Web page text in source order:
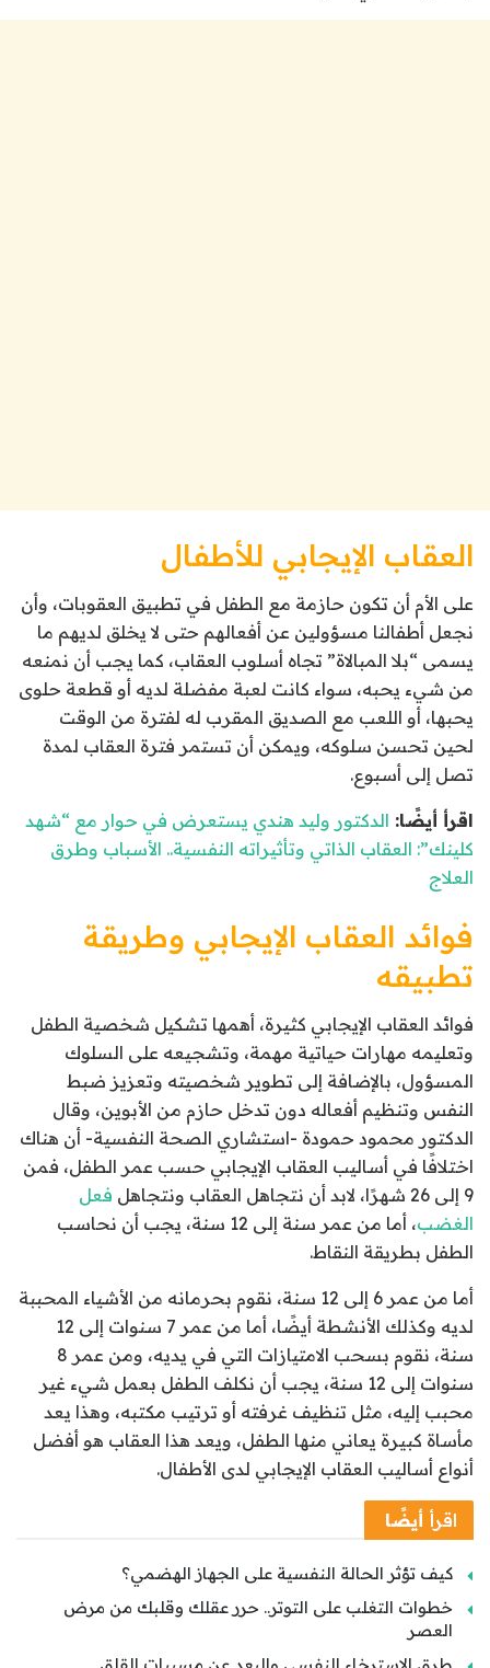
العقاب الإيجابي للأطفال
على الأم أن تكون حازمة مع الطفل في تطبيق العقوبات، وأن
نجعل أطفالنا مسؤولين عن أفعالهم حتى لا يخلق لديهم ما
يسمى “بلا المبالاة” تجاه أسلوب العقاب، كما يجب أن نمنعه
من شيء يحبه، سواء كانت لعبة مفضلة لديه أو قطعة حلوى
يحبها، أو اللعب مع الصديق المقرب له لفترة من الوقت
لحين تحسن سلوكه، ويمكن أن تستمر فترة العقاب لمدة
تصل إلى أسبوع.
اقرأ أيضًا: الدكتور وليد هندي يستعرض في حوار مع “شهد
كلينك”: العقاب الذاتي وتأثيراته النفسية.. الأسباب وطرق
العلاج
فوائد العقاب الإيجابي وطريقة
تطبيقه
فوائد العقاب الإيجابي كثيرة، أهمها تشكيل شخصية الطفل
وتعليمه مهارات حياتية مهمة، وتشجيعه على السلوك
المسؤول، بالإضافة إلى تطوير شخصيته وتعزيز ضبط
النفس وتنظيم أفعاله دون تدخل حازم من الأبوين، وقال
الدكتور محمود حمودة -استشاري الصحة النفسية- أن هناك
اختلافًا في أساليب العقاب الإيجابي حسب عمر الطفل، فمن
9 إلى 26 شهرًا، لابد أن نتجاهل العقاب ونتجاهل
فعل
الغضب
، أما من عمر سنة إلى 12 سنة، يجب أن نحاسب
الطفل بطريقة النقاط.
أما من عمر 6 إلى 12 سنة، نقوم بحرمانه من الأشياء المحببة
لديه وكذلك الأنشطة أيضًا، أما من عمر 7 سنوات إلى 12
سنة، نقوم بسحب الامتيازات التي في يديه، ومن عمر 8
سنوات إلى 12 سنة، يجب أن نكلف الطفل بعمل شيء غير
محبب إليه، مثل تنظيف غرفته أو ترتيب مكتبه، وهذا يعد
مأساة كبيرة يعاني منها الطفل، ويعد هذا العقاب هو أفضل
أنواع أساليب العقاب الإيجابي لدى الأطفال.
اقرأ أيضًا
كيف تؤثر الحالة النفسية على الجهاز الهضمي؟
خطوات التغلب على التوتر.. حرر عقلك وقلبك من مرض
العصر